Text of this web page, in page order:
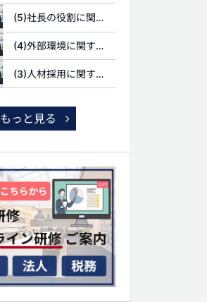
(5)社長の役割に関する質問
(4)外部環境に関する質問
(3)人材採用に関する質問
もっと見る